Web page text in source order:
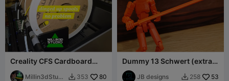
Creality CFS Cardboard
Spool Adapter Ring
Millin3dStudi
 353 80
Dummy 13 Schwert (extra
lang!)
JB designs  258 53